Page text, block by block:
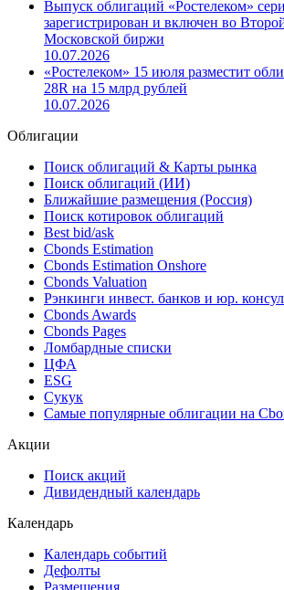
Выпуск облигаций «Ростелеком»
зарегистрирован и включен во
Московской биржи
10.07.2026
«Ростелеком» 15 июля разместит
28R на 15 млрд рублей
10.07.2026
Облигации
Поиск облигаций & Карты рынка
Поиск облигаций (ИИ)
Ближайшие размещения (Россия)
Поиск котировок облигаций
Best bid/ask
Cbonds Estimation
Cbonds Estimation Onshore
Cbonds Valuation
Рэнкинги инвест. банков и юр.
Cbonds Awards
Cbonds Pages
Ломбардные списки
ЦФА
ESG
Сукук
Самые популярные облигации на
Акции
Поиск акций
Дивидендный календарь
Календарь
Календарь событий
Дефолты